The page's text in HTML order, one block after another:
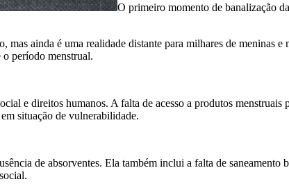
O primeiro momento de banalização
ainda é uma realidade distante para milhares de meninas
o período menstrual.
e direitos humanos. A falta de acesso a produtos menstruais
situação de vulnerabilidade.
de absorventes. Ela também inclui a falta de